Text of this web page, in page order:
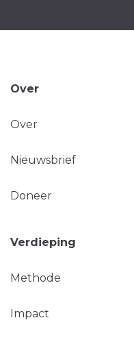
Over
Over
Nieuwsbrief
Doneer
Verdieping
Methode
Impact